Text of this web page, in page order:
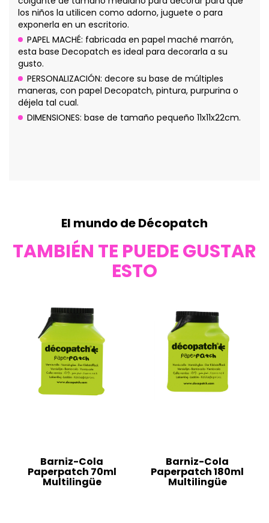
los niños la utilicen como adorno, juguete o para
exponerla en un escritorio.
PAPEL MACHÉ: fabricada en papel maché marrón,
esta base Decopatch es ideal para decorarla a su
gusto.
PERSONALIZACIÓN: decore su base de múltiples
maneras, con papel Decopatch, pintura, purpurina o
déjela tal cual.
DIMENSIONES: base de tamaño pequeño 11x11x22cm.
El mundo de Décopatch
TAMBIÉN TE PUEDE GUSTAR
ESTO
Barniz-Cola
Paperpatch 70ml
Multilingüe
Barniz-Cola
Paperpatch 180ml
Multilingüe